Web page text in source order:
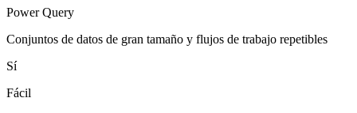
Power Query
Conjuntos de datos de gran tamaño y flujos de trabajo repetibles
Sí
Fácil